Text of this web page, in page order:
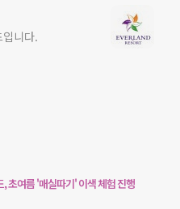
니다.
, 초여름 '매실따기' 이색 체험 진행